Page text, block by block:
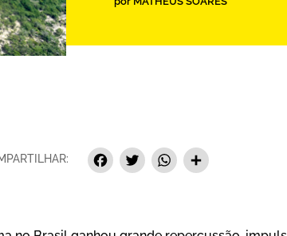
Facebook
Twitter